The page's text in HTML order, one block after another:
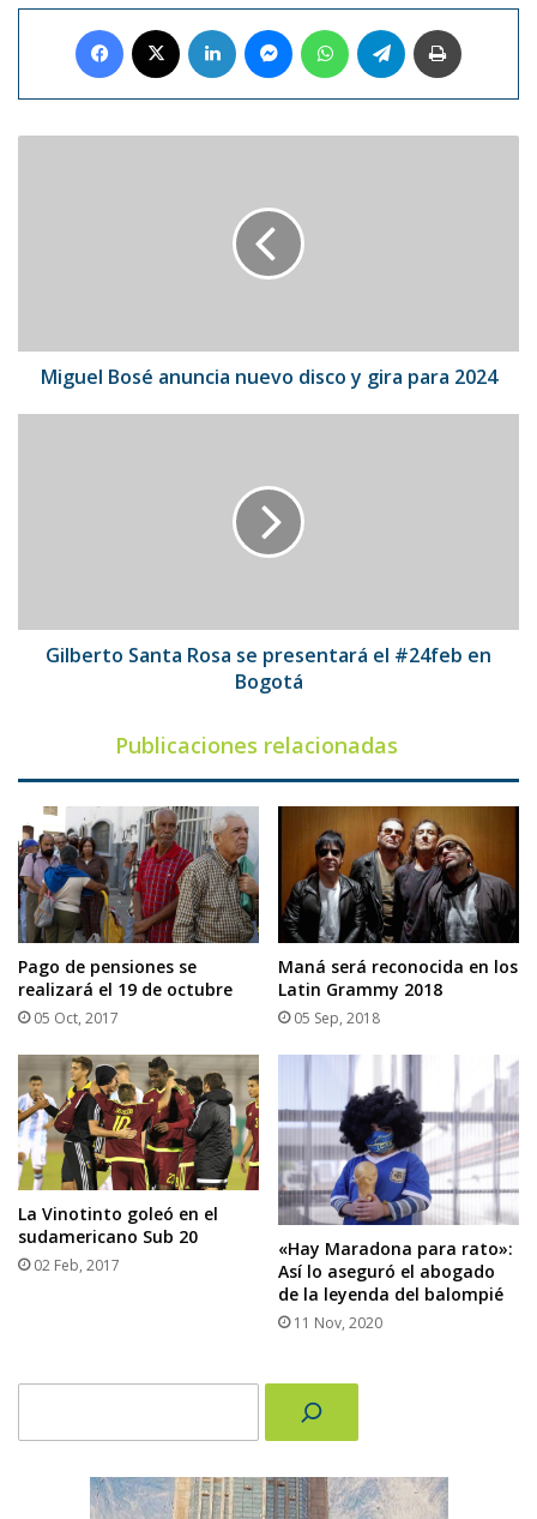
Facebook LinkedIn MessengerWhatsAppTelegram
2024
Miguel Bosé anuncia nuevo disco y gira para 2024
Bogotá
Gilberto Santa Rosa se presentará el #24feb en
Bogotá
Publicaciones relacionadas
Pago de pensiones se
realizará el 19 de octubre
05 Oct, 2017
Maná será reconocida en los
Latin Grammy 2018
05 Sep, 2018
La Vinotinto goleó en el
sudamericano Sub 20
02 Feb, 2017
«Hay Maradona para rato»:
Así lo aseguró el abogado
de la leyenda del balompié
11 Nov, 2020